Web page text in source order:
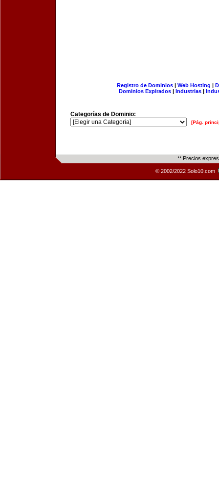
Registro de Dominios| Web Hosting |
Dominios Expirados | Industrias |
Categorías de Dominio:
[Pág.
** Precios
© 2002/2022 Solo10.com